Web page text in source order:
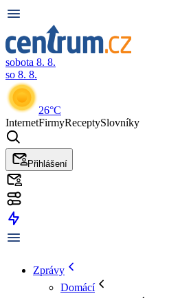
sobota 8. 8.
so 8. 8.
26°C
InternetFirmyReceptySlovníky
Přihlášení
Zprávy
Domácí